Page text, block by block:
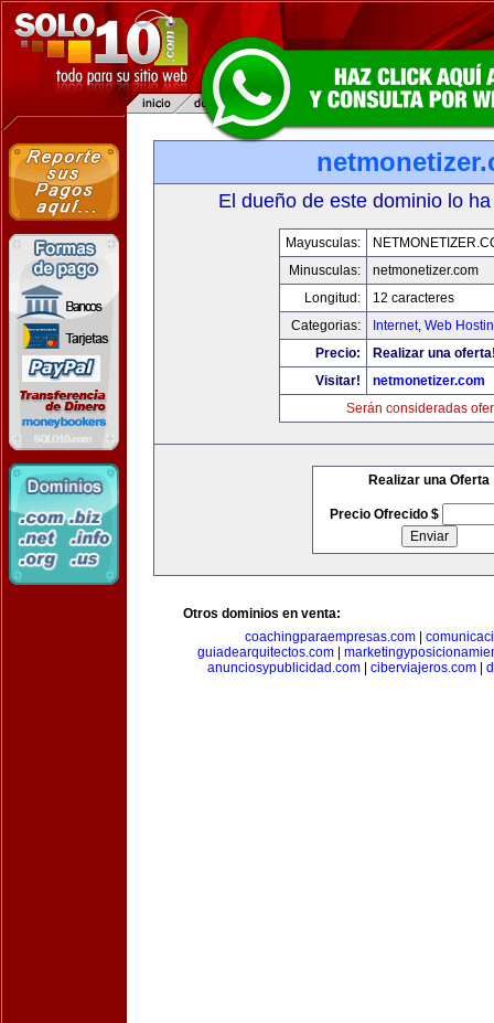
El dueño de este dominio lo
Mayusculas:
Minusculas:
netmonetizer.com
Longitud:
12 caracteres
Categorias:
Internet, Web
Precio:
Realizar una
Visitar!
netmonetizer.com
Serán consideradas
Realizar una Oferta
Precio Ofrecido $
Otros dominios en venta:
coachingparaempresas.com|
guiadearquitectos.com
anunciosypublicidad.com| ciberviajeros.com|